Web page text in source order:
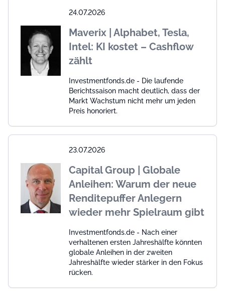
24.07.2026
Maverix | Alphabet, Tesla,
Intel: KI kostet – Cashflow
zählt
Investmentfonds.de - Die laufende
Berichtssaison macht deutlich, dass der
Markt Wachstum nicht mehr um jeden
Preis honoriert.
23.07.2026
Capital Group | Globale
Anleihen: Warum der neue
Renditepuffer Anlegern
wieder mehr Spielraum gibt
Investmentfonds.de - Nach einer
verhaltenen ersten Jahreshälfte könnten
globale Anleihen in der zweiten
Jahreshälfte wieder stärker in den Fokus
rücken.